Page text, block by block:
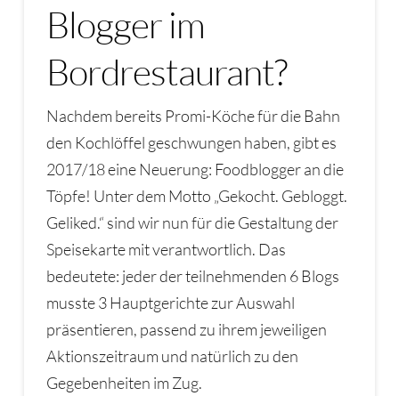
Blogger im
Bordrestaurant?
Nachdem bereits Promi-Köche für die Bahn
den Kochlöffel geschwungen haben, gibt es
2017/18 eine Neuerung: Foodblogger an die
Töpfe! Unter dem Motto „Gekocht. Gebloggt.
Geliked.“ sind wir nun für die Gestaltung der
Speisekarte mit verantwortlich. Das
bedeutete: jeder der teilnehmenden 6 Blogs
musste 3 Hauptgerichte zur Auswahl
präsentieren, passend zu ihrem jeweiligen
Aktionszeitraum und natürlich zu den
Gegebenheiten im Zug.